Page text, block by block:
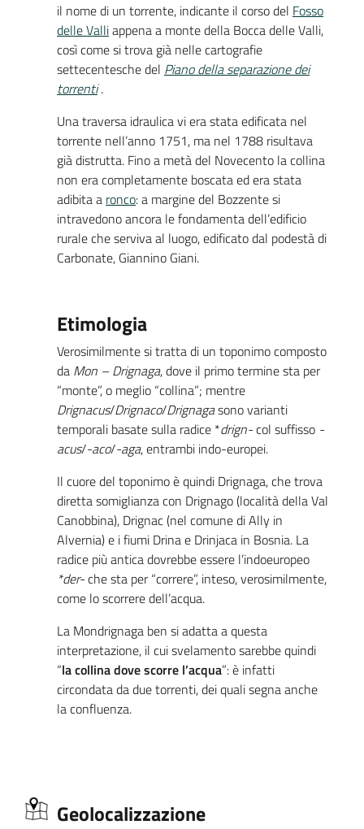
il nome di un torrente, indicante il corso del Fosso
delle Valliappena a monte della Bocca delle Valli,
così come si trova già nelle cartografie
settecentesche del Piano della separazione dei
torrenti.
Una traversa idraulica vi era stata edificata nel
torrente nell’anno 1751, ma nel 1788 risultava
già distrutta. Fino a metà del Novecento la collina
non era completamente boscata ed era stata
adibita a ronco: a margine del Bozzente si
intravedono ancora le fondamenta dell’edificio
rurale che serviva al luogo, edificato dal podestà di
Carbonate, Giannino Giani.
Etimologia
Verosimilmente si tratta di un toponimo composto
da Mon – Drignaga, dove il primo termine sta per
“monte”, o meglio “collina”; mentre
Drignacus/Drignaco/Drignagasono varianti
temporali basate sulla radice *drign-col suffisso -
acus/-aco/-aga, entrambi indo-europei.
Il cuore del toponimo è quindi Drignaga, che trova
diretta somiglianza con Drignago (località della Val
Canobbina), Drignac (nel comune di Ally in
Alvernia) e i fiumi Drina e Drinjaca in Bosnia. La
radice più antica dovrebbe essere l’indoeuropeo
*der-che sta per “correre”, inteso, verosimilmente,
come lo scorrere dell’acqua.
La Mondrignaga ben si adatta a questa
interpretazione, il cui svelamento sarebbe quindi
“la collina dove scorre l’acqua”: è infatti
circondata da due torrenti, dei quali segna anche
la confluenza.
Geolocalizzazione